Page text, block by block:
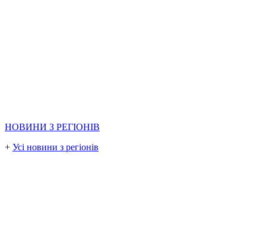
НОВИНИ З РЕГІОНІВ
+ Усі новини з регіонів